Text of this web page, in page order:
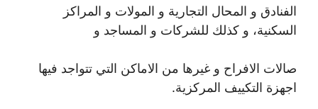
الفنادق و المحال التجارية و المولات و المراكز
السكنية، و كذلك للشركات و المساجد و
صالات الافراح و غيرها من الاماكن التي تتواجد فيها
اجهزة التكييف المركزية.